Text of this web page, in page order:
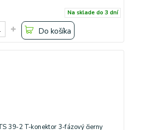
Na sklade do 3 dní
Do košíka